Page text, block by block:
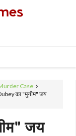
Case
का "मुनीम" जय
जय